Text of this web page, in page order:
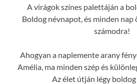
A virágok színes palettáján a
Boldog névnapot, és minden nap
számodra!
Ahogyan a naplemente arany
Amélia, ma minden szép és
Az élet útján légy boldog